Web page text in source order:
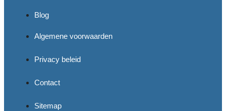
Blog
Algemene voorwaarden
Privacy beleid
Contact
Sitemap